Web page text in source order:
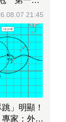
21:45
」明顯！
家：外圍